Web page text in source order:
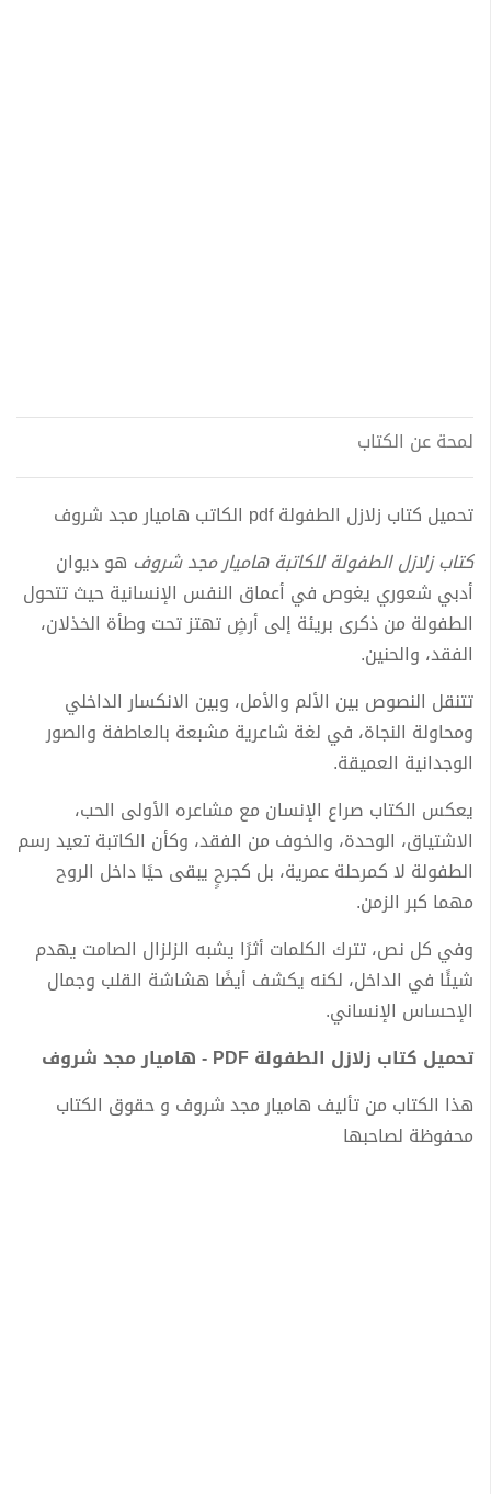
لمحة عن الكتاب
تحميل كتاب زلازل الطفولة pdf الكاتب هاميار مجد شروف
كتاب زلازل الطفولة للكاتبة هاميار مجد شروف هو ديوان
أدبي شعوري يغوص في أعماق النفس الإنسانية حيث تتحول
الطفولة من ذكرى بريئة إلى أرضٍ تهتز تحت وطأة الخذلان،
الفقد، والحنين.
تتنقل النصوص بين الألم والأمل، وبين الانكسار الداخلي
ومحاولة النجاة، في لغة شاعرية مشبعة بالعاطفة والصور
الوجدانية العميقة.
يعكس الكتاب صراع الإنسان مع مشاعره الأولى الحب،
الاشتياق، الوحدة، والخوف من الفقد، وكأن الكاتبة تعيد رسم
الطفولة لا كمرحلة عمرية، بل كجرحٍ يبقى حيًا داخل الروح
مهما كبر الزمن.
وفي كل نص، تترك الكلمات أثرًا يشبه الزلزال الصامت يهدم
شيئًا في الداخل، لكنه يكشف أيضًا هشاشة القلب وجمال
الإحساس الإنساني.
تحميل كتاب زلازل الطفولة PDF - هاميار مجد شروف
هذا الكتاب من تأليف هاميار مجد شروف و حقوق الكتاب
محفوظة لصاحبها